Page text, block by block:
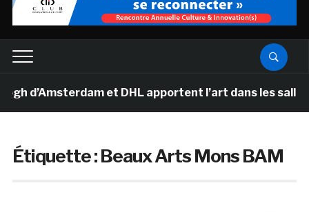
d’Amsterdam et DHL apportent l’art dans les salles de
Étiquette :Beaux Arts Mons BAM